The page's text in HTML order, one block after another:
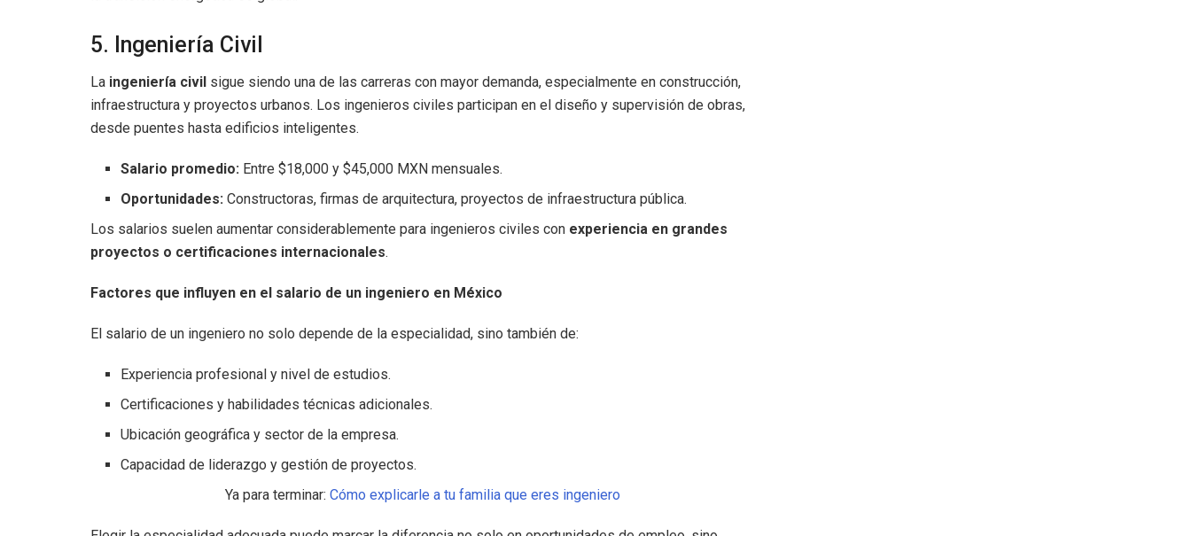
5. Ingeniería Civil
La ingeniería civil sigue siendo una de las carreras con mayor demanda, especialmente en construcción,
infraestructura y proyectos urbanos. Los ingenieros civiles participan en el diseño y supervisión de obras,
desde puentes hasta edificios inteligentes.
Salario promedio: Entre $18,000 y $45,000 MXN mensuales.
Oportunidades: Constructoras, firmas de arquitectura, proyectos de infraestructura pública.
Los salarios suelen aumentar considerablemente para ingenieros civiles con experiencia en grandes
proyectos o certificaciones internacionales.
Factores que influyen en el salario de un ingeniero en México
El salario de un ingeniero no solo depende de la especialidad, sino también de:
Experiencia profesional y nivel de estudios.
Certificaciones y habilidades técnicas adicionales.
Ubicación geográfica y sector de la empresa.
Capacidad de liderazgo y gestión de proyectos.
Ya para terminar: Cómo explicarle a tu familia que eres ingeniero